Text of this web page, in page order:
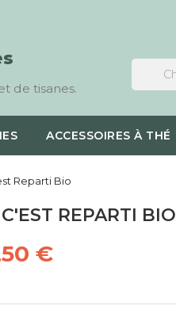
de tisanes.
ACCESSOIRES À THÉ
Reparti Bio
REPARTI BIO
€